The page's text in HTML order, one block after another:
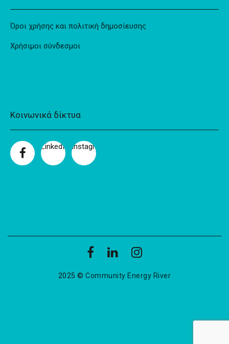
Όροι χρήσης και πολιτική δημοσίευσης
Χρήσιμοι σύνδεσμοι
Κοινωνικά δίκτυα
LinkedIn Instagram
2025 ©Community Energy River